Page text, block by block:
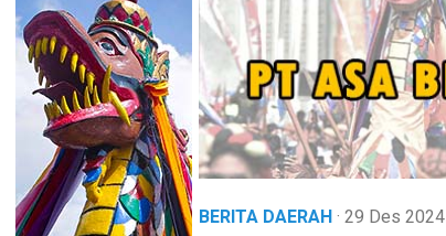
BERITA DAERAH· 29 Des 2024